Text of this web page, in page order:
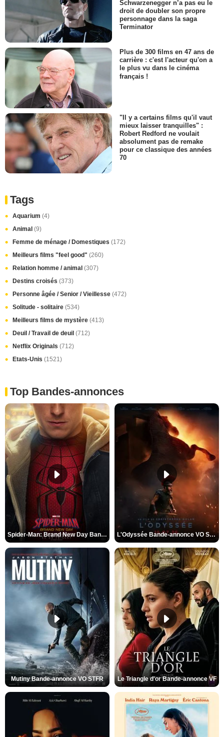
Schwarzenegger n’a pas eu le
droit de doubler son propre
personnage dans la saga
Terminator
Plus de 300 films en 47 ans de
carrière : c'est l'acteur qu'on a
le plus vu dans le cinéma
français !
"Il y a certains films qu'il vaut
mieux laisser tranquilles" :
Robert Redford ne voulait
absolument pas de remake
pour ce classique des années
70
Tags
Aquarium (4)
Animal (9)
Femme de ménage / Domestiques (172)
Meilleurs films "feel good" (260)
Relation homme / animal (307)
Destins croisés (373)
Personne âgée / Senior / Vieillesse (472)
Solitude - solitaire (534)
Meilleurs films de mystère (413)
Deuil / Travail de deuil (712)
Netflix Originals (712)
Etats-Unis (1521)
Top Bandes-annonces
Spider-Man: Brand New Day Bande-annonce VO STFR L'Odyssée Bande-annonce VO STFR
Mutiny Bande-annonce VO STFR Le Triangle d'or Bande-annonce VF